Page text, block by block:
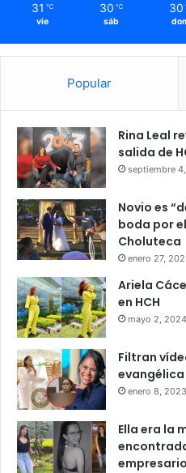
31 ℃
vie
30 ℃
sáb
30
Popular
Rina Leal
salida de
septiembre
Novio es
boda por
Choluteca
enero 27,
Ariela
en HCH
mayo 2, 2024
Filtran
evangélica
enero 8, 2023
Ella era la